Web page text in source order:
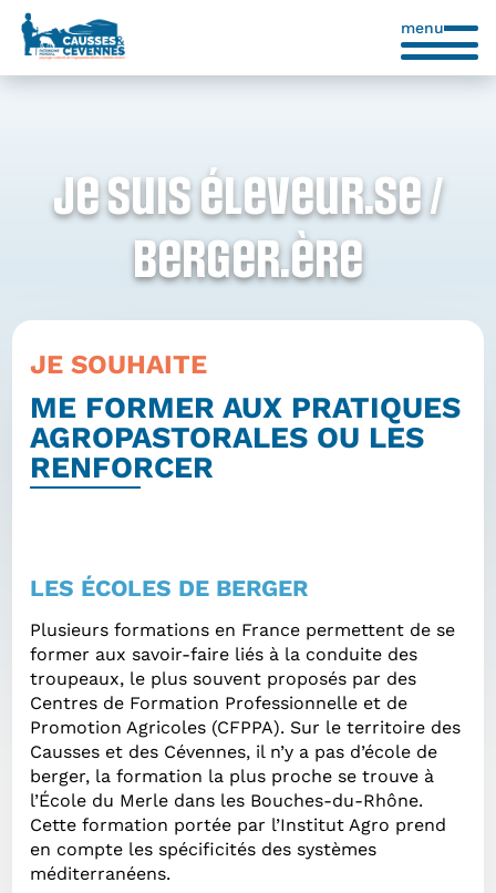
menu
Je suis éleveur.se /
berger.ère
JE SOUHAITE
ME FORMER AUX PRATIQUES
AGROPASTORALES OU LES
RENFORCER
LES ÉCOLES DE BERGER
Plusieurs formations en France permettent de se
former aux savoir-faire liés à la conduite des
troupeaux, le plus souvent proposés par des
Centres de Formation Professionnelle et de
Promotion Agricoles (CFPPA). Sur le territoire des
Causses et des Cévennes, il n’y a pas d’école de
berger, la formation la plus proche se trouve à
l’École du Merle dans les Bouches-du-Rhône.
Cette formation portée par l’Institut Agro prend
en compte les spécificités des systèmes
méditerranéens.